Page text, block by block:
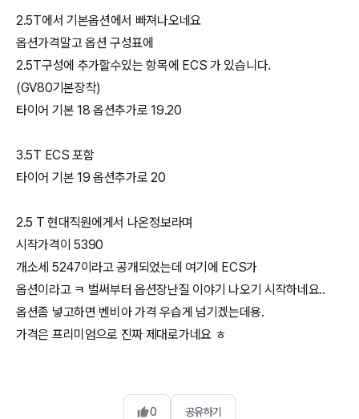
2.5T에서 기본옵션에서 빠져나오네요
옵션가격말고 옵션 구성표에
2.5T구성에 추가할수있는 항목에 ECS 가 있습니다.
(GV80기본장착)
타이어 기본 18 옵션추가로 19.20
3.5T ECS 포함
타이어 기본 19 옵션추가로 20
2.5 T 현대직원에게서 나온정보라며
시작가격이 5390
개소세 5247이라고 공개되었는데 여기에 ECS가
옵션이라고 ㅋ 벌써부터 옵션장난질 이야기 나오기 시작하네요..
옵션좀 넣고하면 벤비아 가격 우습게 넘기겠는데용.
가격은 프리미엄으로 진짜 제대로가네요 ㅎ
0 공유하기